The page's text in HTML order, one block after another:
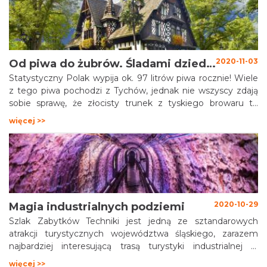
turystom prawie od dwudziestu lat, przypominając o
bogatej historii pociągów o rozstawie torów 785
milimetrów.
2020-11-03
Od piwa do żubrów. Śladami dziedzictwa Hochbergów pszczyńskich
Statystyczny Polak wypija ok. 97 litrów piwa rocznie! Wiele
z tego piwa pochodzi z Tychów, jednak nie wszyscy zdają
sobie sprawę, że złocisty trunek z tyskiego browaru to
dziedzictwo książąt na Pszczynie: Promnitzów, Anhaltów, a
zwłaszcza Hochbergów. Dziś o dziedzictwie Hochbergów –
i to nie tylko piwnym
więcej >>
2020-10-29
Magia industrialnych podziemi
Szlak Zabytków Techniki jest jedną ze sztandarowych
atrakcji turystycznych województwa śląskiego, zarazem
najbardziej interesującą trasą turystyki industrialnej w
Polsce. Nic dziwnego. Przez lata utrwalono obraz
więcej >>